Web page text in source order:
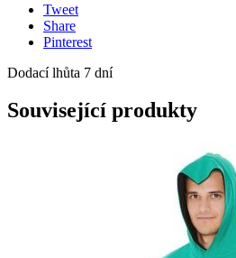
Tweet
Share
Pinterest
Dodací lhůta 7 dní
Související produkty